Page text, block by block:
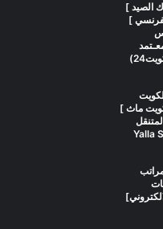
الصيد ]
]
ماث ]